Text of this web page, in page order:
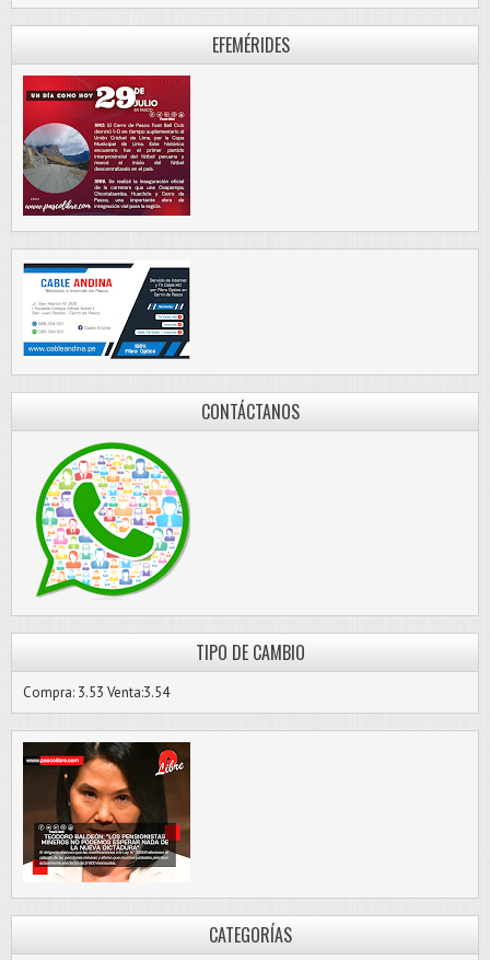
EFEMÉRIDES
CONTÁCTANOS
TIPO DE CAMBIO
Compra: 3.53 Venta:3.54
CATEGORÍAS